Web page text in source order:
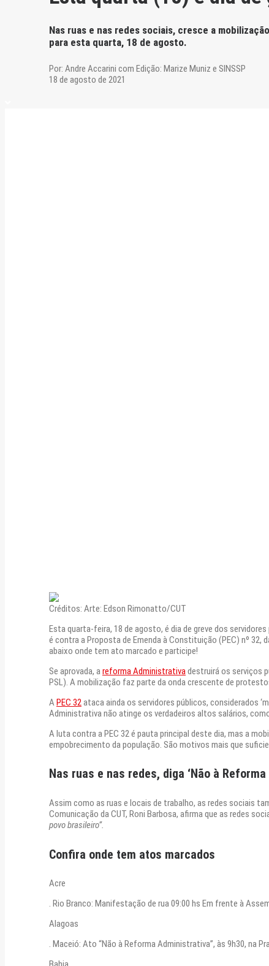
Nas ruas e nas redes sociais, cresce a
para esta quarta, 18 de agosto.
Por: Andre Accarini com Edição: Marize Muniz e SINSSP
18 de agosto de 2021
Créditos: Arte: Edson Rimonatto/CUT
Esta quarta-feira, 18 de agosto, é dia de greve dos
é contra a Proposta de Emenda à Constituição (PEC) nº
abaixo onde tem ato marcado e participe!
Se aprovada, areforma Administrativadestruirá os serviços
PSL). A mobilização faz parte da onda crescente de
APEC 32ataca ainda os servidores públicos, considerados
Administrativa não atinge os verdadeiros altos salários,
A luta contra a PEC 32 é pauta principal deste dia, mas a
empobrecimento da população. São motivos mais que
Nas ruas e nas redes, diga ‘Não à
Assim como as ruas e locais de trabalho, as redes sociais
Comunicação da CUT, Roni Barbosa, afirma que as redes
povo brasileiro”.
Confira onde tem atos marcados
Acre
. Rio Branco: Manifestação de rua 09:00 hs Em frente à
Alagoas
. Maceió: Ato “Não à Reforma Administrativa”, às 9h30, na